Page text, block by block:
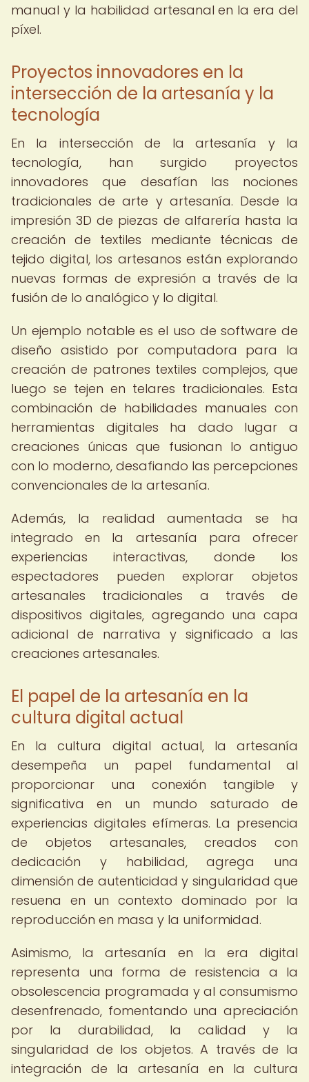
manual y la habilidad artesanal en la era del
píxel.
Proyectos innovadores en la
intersección de la artesanía y la
tecnología
En la intersección de la artesanía y la
tecnología, han surgido proyectos
innovadores que desafían las nociones
tradicionales de arte y artesanía. Desde la
impresión 3D de piezas de alfarería hasta la
creación de textiles mediante técnicas de
tejido digital, los artesanos están explorando
nuevas formas de expresión a través de la
fusión de lo analógico y lo digital.
Un ejemplo notable es el uso de software de
diseño asistido por computadora para la
creación de patrones textiles complejos, que
luego se tejen en telares tradicionales. Esta
combinación de habilidades manuales con
herramientas digitales ha dado lugar a
creaciones únicas que fusionan lo antiguo
con lo moderno, desafiando las percepciones
convencionales de la artesanía.
Además, la realidad aumentada se ha
integrado en la artesanía para ofrecer
experiencias interactivas, donde los
espectadores pueden explorar objetos
artesanales tradicionales a través de
dispositivos digitales, agregando una capa
adicional de narrativa y significado a las
creaciones artesanales.
El papel de la artesanía en la
cultura digital actual
En la cultura digital actual, la artesanía
desempeña un papel fundamental al
proporcionar una conexión tangible y
significativa en un mundo saturado de
experiencias digitales efímeras. La presencia
de objetos artesanales, creados con
dedicación y habilidad, agrega una
dimensión de autenticidad y singularidad que
resuena en un contexto dominado por la
reproducción en masa y la uniformidad.
Asimismo, la artesanía en la era digital
representa una forma de resistencia a la
obsolescencia programada y al consumismo
desenfrenado, fomentando una apreciación
por la durabilidad, la calidad y la
singularidad de los objetos. A través de la
integración de la artesanía en la cultura